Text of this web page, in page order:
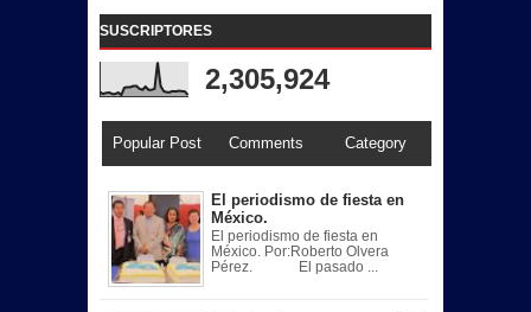
SUSCRIPTORES
2,305,924
Popular Post Comments Category
El periodismo de fiesta en
México.
El periodismo de fiesta en
México. Por:Roberto Olvera
Pérez. El pasado ...